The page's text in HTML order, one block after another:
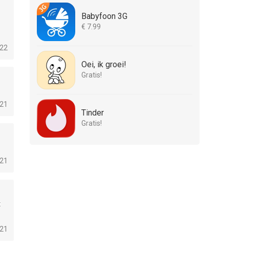
Babyfoon 3G
€ 7.99
Oei, ik groei!
Gratis!
Tinder
Gratis!